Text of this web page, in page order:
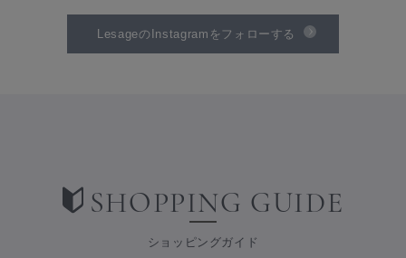
LesageのInstagramをフォローする
SHOPPING GUIDE
ショッピングガイド